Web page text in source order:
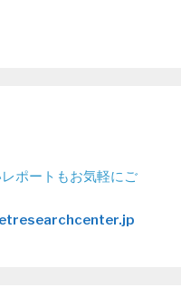
ポートもお気軽にご